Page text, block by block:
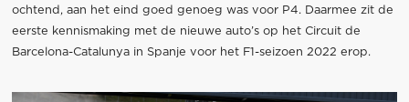
ochtend, aan het eind goed genoeg was voor P4. Daarmee zit de
eerste kennismaking met de nieuwe auto’s op het Circuit de
Barcelona-Catalunya in Spanje voor het F1-seizoen 2022 erop.